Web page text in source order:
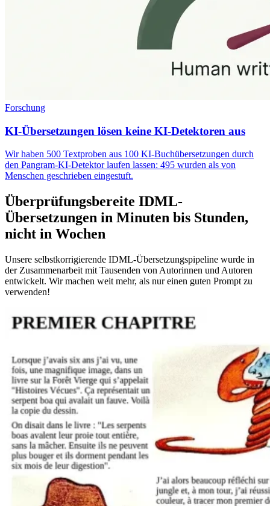
Forschung
KI-Übersetzungen lösen keine KI-Detektoren aus
Wir haben 500 Textproben aus 100 KI-Buchübersetzungen durch
den Pangram-KI-Detektor laufen lassen: 495 wurden als von
Menschen geschrieben eingestuft.
Überprüfungsbereite IDML-
Übersetzungen in Minuten bis Stunden,
nicht in Wochen
Unsere selbstkorrigierende IDML-Übersetzungspipeline wurde in
der Zusammenarbeit mit Tausenden von Autorinnen und Autoren
entwickelt. Wir machen weit mehr, als nur einen guten Prompt zu
verwenden!